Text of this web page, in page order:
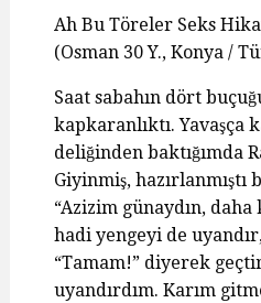
Ah Bu Töreler Seks
(Osman 30 Y., Konya /
Saat sabahın dört
kapkaranlıktı. Yavaşça
deliğinden baktığımda
Giyinmiş, hazırlanmıştı
“Azizim günaydın, daha
hadi yengeyi de
“Tamam!” diyerek
uyandırdım. Karım